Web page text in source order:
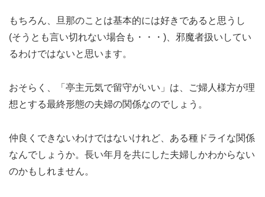
もちろん、旦那のことは基本的には好きであると思うし
(そうとも言い切れない場合も・・・)、邪魔者扱いしてい
るわけではないと思います。
おそらく、「亭主元気で留守がいい」は、ご婦人様方が理
想とする最終形態の夫婦の関係なのでしょう。
仲良くできないわけではないけれど、ある種ドライな関係
なんでしょうか。長い年月を共にした夫婦しかわからない
のかもしれません。